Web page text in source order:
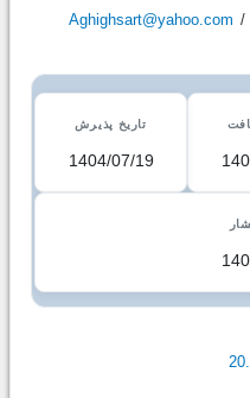
/
Aghighsart@yahoo.com
تاریخ پذیرش
1404/07/19